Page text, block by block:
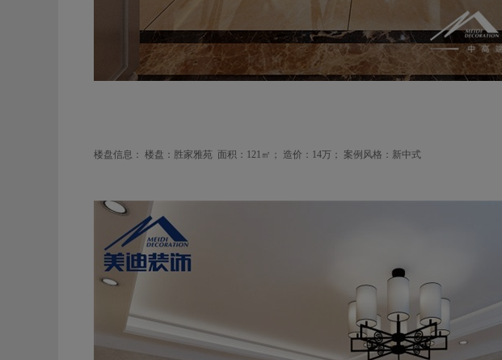
楼盘信息： 楼盘：胜家雅苑 面积：121 ㎡； 造价： 14万； 案例风格：新中式